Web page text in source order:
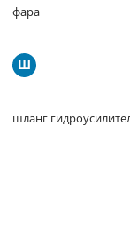
фара
Ш
шланг